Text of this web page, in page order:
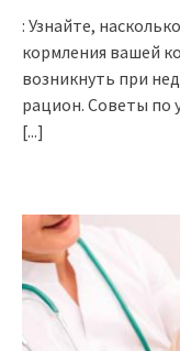
: Узнайте,
кормления вашей
возникнуть при
рацион. Советы по
[...]